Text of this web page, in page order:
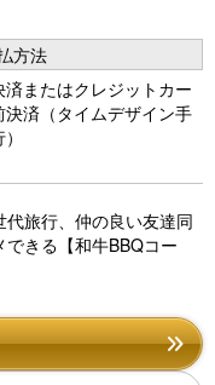
方法
済またはクレジットカー
決済（タイムデザイン手
旅行、仲の良い友達同
きる【和牛BBQコー